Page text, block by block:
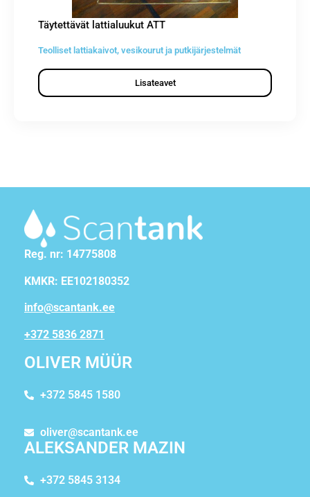
Täytettävät lattialuukut ATT
Teolliset lattiakaivot, vesikourut ja putkijärjestelmät
Lisateavet
Reg. nr: 14775808
KMKR: EE102180352
info@scantank.ee
+372 5836 2871
OLIVER MÜÜR
+372 5845 1580
oliver@scantank.ee
ALEKSANDER MAZIN
+372 5845 3134